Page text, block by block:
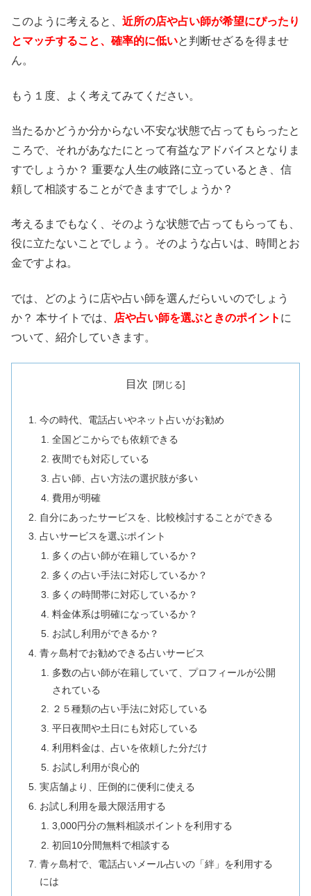
このように考えると、 近所の店や占い師が希望にぴったり
とマッチすること、確率的に低いと判断せざるを得ませ
ん。
もう１度、よく考えてみてください。
当たるかどうか分からない不安な状態で占ってもらったと
ころで、それがあなたにとって有益なアドバイスとなりま
すでしょうか？ 重要な人生の岐路に立っているとき、信
頼して相談することができますでしょうか？
考えるまでもなく、そのような状態で占ってもらっても、
役に立たないことでしょう。そのような占いは、時間とお
金ですよね。
では、どのように店や占い師を選んだらいいのでしょう
か？ 本サイトでは、
店や占い師を選ぶときのポイント に
ついて、紹介していきます。
目次
今の時代、電話占いやネット占いがお勧め
全国どこからでも依頼できる
夜間でも対応している
占い師、占い方法の選択肢が多い
費用が明確
自分にあったサービスを、比較検討することができる
占いサービスを選ぶポイント
多くの占い師が在籍しているか？
多くの占い手法に対応しているか？
多くの時間帯に対応しているか？
料金体系は明確になっているか？
お試し利用ができるか？
青ヶ島村でお勧めできる占いサービス
多数の占い師が在籍していて、プロフィールが公開
されている
２５種類の占い手法に対応している
平日夜間や土日にも対応している
利用料金は、占いを依頼した分だけ
お試し利用が良心的
実店舗より、圧倒的に便利に使える
お試し利用を最大限活用する
3,000円分の無料相談ポイントを利用する
初回10分間無料で相談する
青ヶ島村で、電話占いメール占いの「絆」を利用する
には